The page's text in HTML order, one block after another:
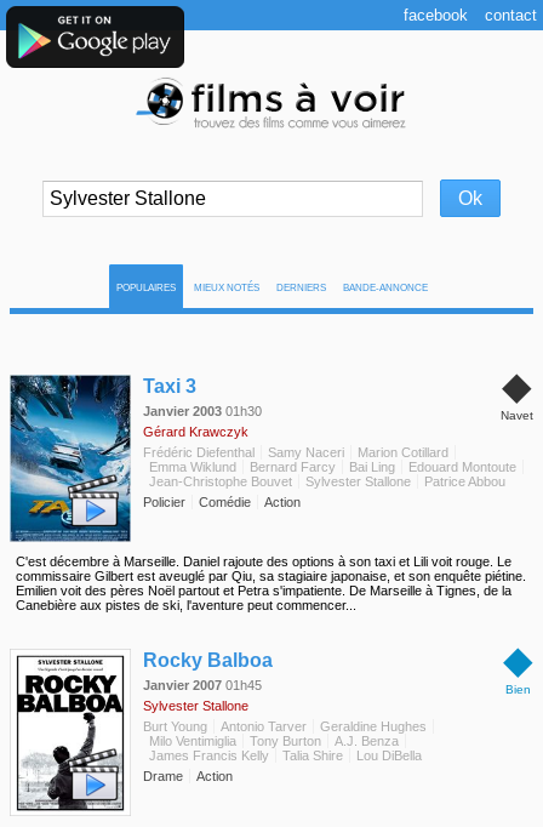
POPULAIRES MIEUX NOTÉS DERNIERS BANDE-ANNONCE
◆
Navet
Taxi 3
Janvier 2003 01h30
Gérard Krawczyk
Frédéric Diefenthal
Samy Naceri
Marion Cotillard
Emma Wiklund
Bernard Farcy Bai Ling
Edouard Montoute
Jean-Christophe Bouvet
Sylvester Stallone
Patrice Abbou
Policier
Comédie Action
C'est décembre à Marseille. Daniel rajoute des options à son taxi et Lili voit rouge. Le
commissaire Gilbert est aveuglé par Qiu, sa stagiaire japonaise, et son enquête piétine.
Emilien voit des pères Noël partout et Petra s'impatiente. De Marseille à Tignes, de la
Canebière aux pistes de ski, l'aventure peut commencer...
◆
Bien
Rocky Balboa
Janvier 2007 01h45
Sylvester Stallone
Burt Young
Antonio Tarver
Geraldine Hughes
Milo Ventimiglia
Tony Burton
A.J. Benza
James Francis Kelly
Talia Shire
Lou DiBella
Drame
Action
facebook contact